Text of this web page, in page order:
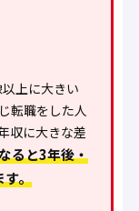
上に大きい
転職をした人
収に大きな差
ると3年後・
す。